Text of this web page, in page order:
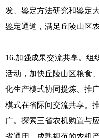
发、鉴定方法研究和鉴定
鉴定通道，满足丘陵山区
16.加强成果交流共享。组
活动，加快丘陵山区粮食
化生产模式协同提炼、推
模式在省际间交流共享。
广。探索三省农机购置与